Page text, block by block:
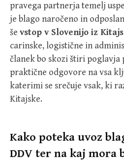
pravega partnerja temelj
je blago naročeno in
še vstop v Slovenijo iz
carinske, logistične in
članek bo skozi štiri poglavja
praktične odgovore na vsa
katerimi se srečuje vsak, ki
Kitajske.
Kako poteka uvoz
DDV ter na kaj mora